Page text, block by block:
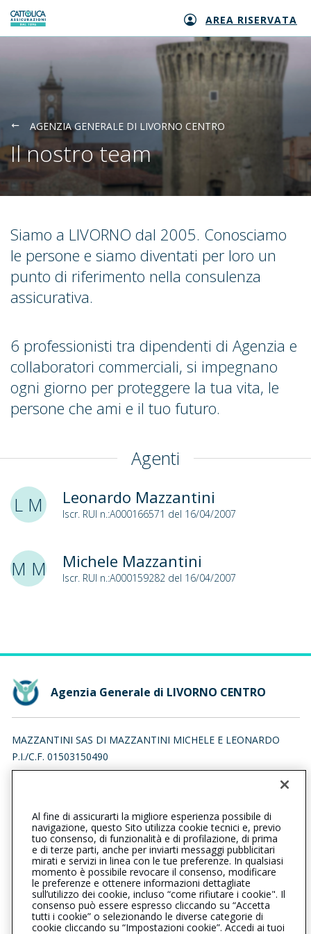
Generali logo AREA RISERVATA
AGENZIA GENERALE DI LIVORNO CENTRO
Il nostro team
Siamo a LIVORNO dal 2005. Conosciamo
le persone e siamo diventati per loro un
punto di riferimento nella consulenza
assicurativa.
6 professionisti tra dipendenti di Agenzia e
collaboratori commerciali, si impegnano
ogni giorno per proteggere la tua vita, le
persone che ami e il tuo futuro.
Agenti
L M
Leonardo Mazzantini
Iscr. RUI n.:A000166571 del 16/04/2007
M M Michele Mazzantini
Iscr. RUI n.:A000159282 del 16/04/2007
Agenzia Generale di LIVORNO CENTRO
MAZZANTINI SAS DI MAZZANTINI MICHELE E LEONARDO
P.I./C.F. 01503150490
VIA DELLA MALVA 8, 57128 LIVORNO (LI)
0586899339 0586205876
livornocentro@cattolica.it
mazzantinisas@legalmail.it
L’intermediario è soggetto al controllo dell’IVASS. Consulta il
Registro RUI al seguentelink
Al fine di assicurarti la migliore esperienza possibile di
navigazione, questo Sito utilizza cookie tecnici e, previo
tuo consenso, di funzionalità e di profilazione, di prima
e di terze parti, anche per inviarti messaggi pubblicitari
mirati e servizi in linea con le tue preferenze. In qualsiasi
momento è possibile revocare il consenso, modificare
le preferenze e ottenere informazioni dettagliate
sull’utilizzo dei cookie, incluso “come rifiutare i cookie". Il
consenso può essere espresso cliccando su “Accetta
tutti i cookie” o selezionando le diverse categorie di
cookie cliccando su “Impostazioni cookie”. Accedi ai tuoi